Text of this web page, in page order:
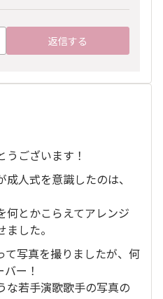
返信する
ございます！
人式を意識したのは、
何とかこらえてアレンジ
した。
て写真を撮りましたが、何
ー！
な若手演歌歌手の写真の